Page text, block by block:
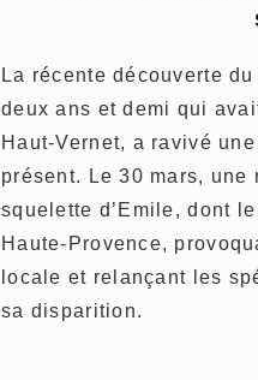
La récente découverte
deux ans et demi qui
Haut-Vernet, a ravivé
présent. Le 30 mars, une
squelette d’Emile, dont
Haute-Provence,
locale et relançant les
sa disparition.